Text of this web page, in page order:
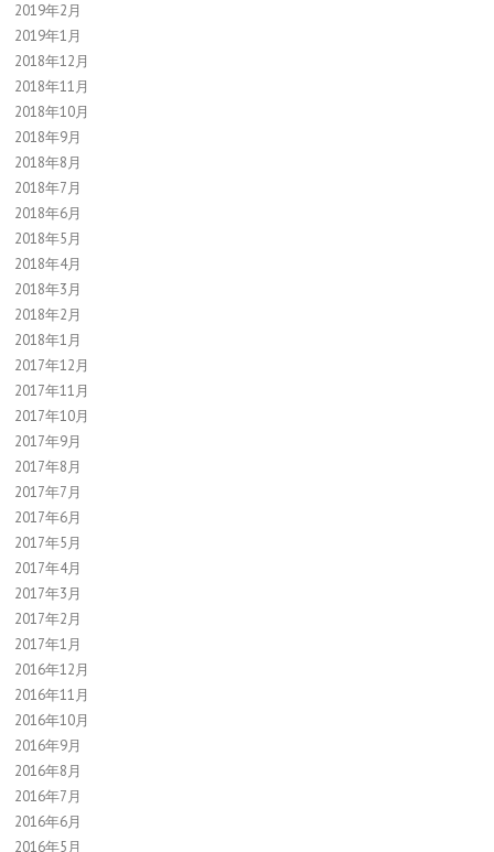
2019年2月
2019年1月
2018年12月
2018年11月
2018年10月
2018年9月
2018年8月
2018年7月
2018年6月
2018年5月
2018年4月
2018年3月
2018年2月
2018年1月
2017年12月
2017年11月
2017年10月
2017年9月
2017年8月
2017年7月
2017年6月
2017年5月
2017年4月
2017年3月
2017年2月
2017年1月
2016年12月
2016年11月
2016年10月
2016年9月
2016年8月
2016年7月
2016年6月
2016年5月